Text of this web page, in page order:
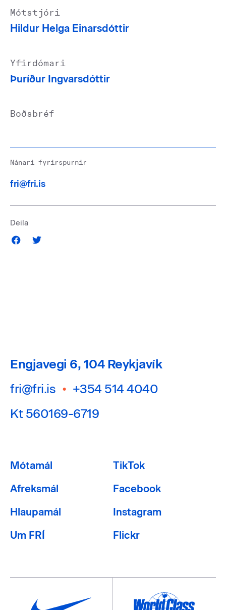
Mótstjóri
Hildur Helga Einarsdóttir
Yfirdómari
Þuríður Ingvarsdóttir
Boðsbréf
Nánari fyrirspurnir
fri@fri.is
Deila
Engjavegi 6, 104 Reykjavík
fri@fri.is • +354 514 4040
Kt 560169-6719
Mótamál
Afreksmál
Hlaupamál
Um FRÍ
TikTok
Facebook
Instagram
Flickr